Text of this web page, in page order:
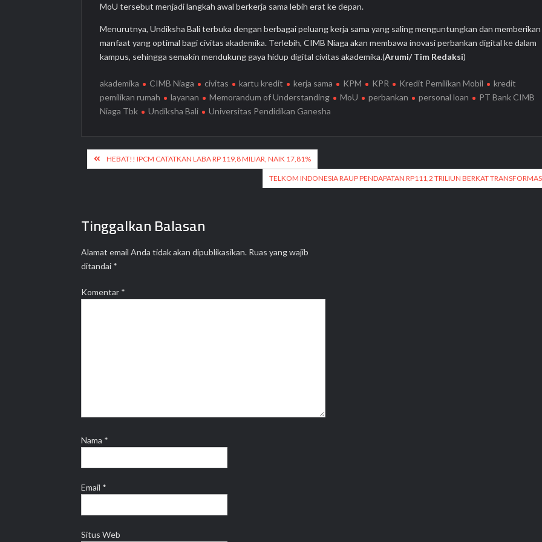
MoU tersebut menjadi langkah awal berkerja sama lebih erat ke depan.
Menurutnya, Undiksha Bali terbuka dengan berbagai peluang kerja sama yang saling menguntungkan dan memberikan
manfaat yang optimal bagi civitas akademika. Terlebih, CIMB Niaga akan membawa inovasi perbankan digital ke dalam
kampus, sehingga semakin mendukung gaya hidup digital civitas akademika.(Arumi/ Tim Redaksi)
akademika CIMB Niaga civitas kartu kredit kerja sama KPM KPR Kredit Pemilikan Mobil
kredit
pemilikan rumah
layanan Memorandum of Understanding MoU perbankan personal loan
PT Bank CIMB
Niaga Tbk
Undiksha Bali Universitas Pendidikan Ganesha
Navigasi
pos
HEBAT!! IPCM CATATKAN LABA RP 119,8 MILIAR, NAIK 17,81%
TELKOM INDONESIA RAUP PENDAPATAN RP111,2 TRILIUN BERKAT
Tinggalkan Balasan
Alamat email Anda tidak akan dipublikasikan. Ruas yang wajib
ditandai *
Komentar *
Nama *
Email *
Situs Web